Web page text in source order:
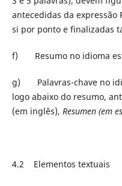
antecedidas da expressão
si por ponto e finalizadas
f) Resumo no idioma
g) Palavras-chave no
logo abaixo do resumo,
(em inglês), Resumen (em
4.2 Elementos textuais